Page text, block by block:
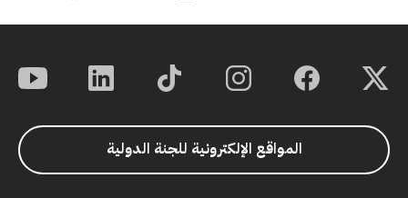
المواقع الإلكترونية للجنة الدولية